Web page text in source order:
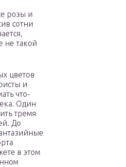
розы и
сотни
не такой
цветов
и
что-
Один
тремя
До
в этом